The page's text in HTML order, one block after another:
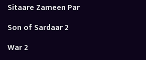
Sitaare Zameen Par
Son of Sardaar 2
War 2